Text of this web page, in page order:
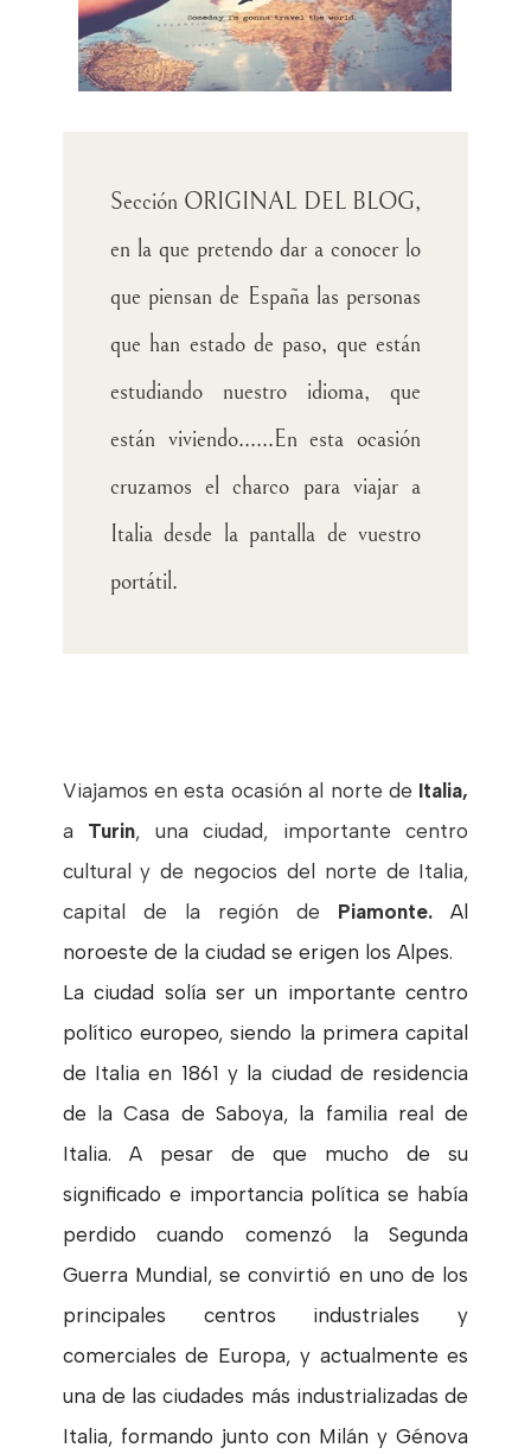
Sección ORIGINAL DEL BLOG,
en la que pretendo dar a conocer lo
que piensan de España las personas
que han estado de paso, que están
estudiando nuestro idioma, que
están viviendo......En esta ocasión
cruzamos el charco para viajar a
Italia desde la pantalla de vuestro
portátil.
Viajamos en esta ocasión al norte de Italia,
a Turin, una ciudad, importante centro
cultural y de negocios del norte de Italia,
capital de la región de Piamonte.
Al
noroeste de la ciudad se erigen los Alpes.
La ciudad solía ser un importante centro
político europeo, siendo la primera capital
de Italia en 1861 y la ciudad de residencia
de la Casa de Saboya, la familia real de
Italia. A pesar de que mucho de su
significado e importancia política se había
perdido cuando comenzó la Segunda
Guerra Mundial, se convirtió en uno de los
principales centros industriales y
comerciales de Europa, y actualmente es
una de las ciudades más industrializadas de
Italia, formando junto con Milán y Génova